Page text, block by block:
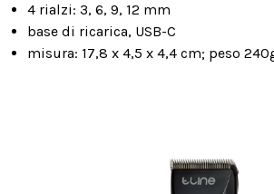
4 rialzi: 3, 6, 9, 12 mm
base di ricarica, USB-C
misura: 17,8 x 4,5 x 4,4 cm; peso